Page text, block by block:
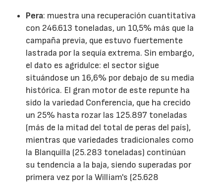
Pera: muestra una recuperación cuantitativa
con 246.613 toneladas, un 10,5% más que la
campaña previa, que estuvo fuertemente
lastrada por la sequía extrema. Sin embargo,
el dato es agridulce: el sector sigue
situándose un 16,6% por debajo de su media
histórica. El gran motor de este repunte ha
sido la variedad Conferencia, que ha crecido
un 25% hasta rozar las 125.897 toneladas
(más de la mitad del total de peras del país),
mientras que variedades tradicionales como
la Blanquilla (25.283 toneladas) continúan
su tendencia a la baja, siendo superadas por
primera vez por la William's (25.628